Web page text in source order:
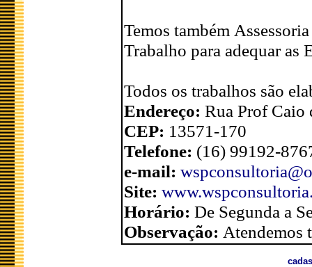
Temos também
Trabalho para adequar as
Todos os trabalhos são
Endereço: Rua Prof Caio
CEP: 13571-170
Telefone: (16) 99192-
e-mail:
Site:
Horário: De Segunda a
Observação: Atendemos